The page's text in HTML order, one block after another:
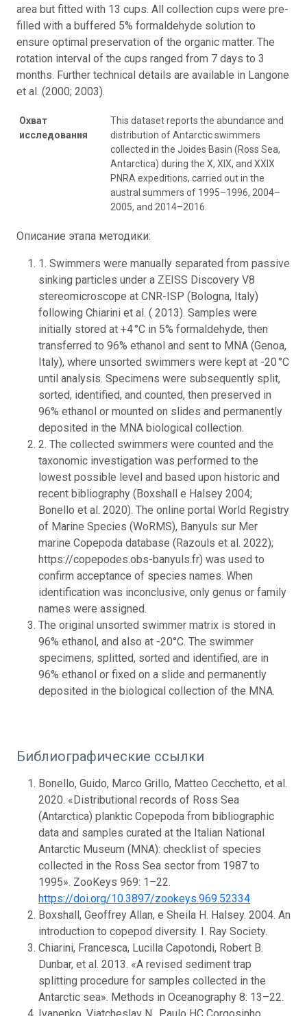
area but fitted with 13 cups. All collection cups were pre-
filled with a buffered 5% formaldehyde solution to
ensure optimal preservation of the organic matter. The
rotation interval of the cups ranged from 7 days to 3
months. Further technical details are available in Langone
et al. (2000; 2003).
Охват
исследования
This dataset reports the abundance and
distribution of Antarctic swimmers
collected in the Joides Basin (Ross Sea,
Antarctica) during the X, XIX, and XXIX
PNRA expeditions, carried out in the
austral summers of 1995–1996, 2004–
2005, and 2014–2016.
Описание этапа методики:
1. Swimmers were manually separated from passive
sinking particles under a ZEISS Discovery V8
stereomicroscope at CNR-ISP (Bologna, Italy)
following Chiarini et al. ( 2013). Samples were
initially stored at +4 °C in 5% formaldehyde, then
transferred to 96% ethanol and sent to MNA (Genoa,
Italy), where unsorted swimmers were kept at -20 °C
until analysis. Specimens were subsequently split,
sorted, identified, and counted, then preserved in
96% ethanol or mounted on slides and permanently
deposited in the MNA biological collection.
2. The collected swimmers were counted and the
taxonomic investigation was performed to the
lowest possible level and based upon historic and
recent bibliography (Boxshall e Halsey 2004;
Bonello et al. 2020). The online portal World Registry
of Marine Species (WoRMS), Banyuls sur Mer
marine Copepoda database (Razouls et al. 2022);
https://copepodes.obs-banyuls.fr) was used to
confirm acceptance of species names. When
identification was inconclusive, only genus or family
names were assigned.
The original unsorted swimmer matrix is stored in
96% ethanol, and also at -20°C. The swimmer
specimens, splitted, sorted and identified, are in
96% ethanol or fixed on a slide and permanently
deposited in the biological collection of the MNA.
Библиографические ссылки
Bonello, Guido, Marco Grillo, Matteo Cecchetto, et al.
2020. «Distributional records of Ross Sea
(Antarctica) planktic Copepoda from bibliographic
data and samples curated at the Italian National
Antarctic Museum (MNA): checklist of species
collected in the Ross Sea sector from 1987 to
1995». ZooKeys 969: 1–22.
https://doi.org/10.3897/zookeys.969.52334
Boxshall, Geoffrey Allan, e Sheila H. Halsey. 2004. An
introduction to copepod diversity. I. Ray Society.
Chiarini, Francesca, Lucilla Capotondi, Robert B.
Dunbar, et al. 2013. «A revised sediment trap
splitting procedure for samples collected in the
Antarctic sea». Methods in Oceanography 8: 13–22.